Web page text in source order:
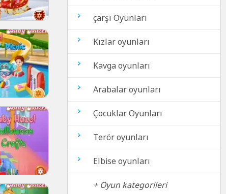
çarşı Oyunları
Kızlar oyunları
Kavga oyunları
Arabalar oyunları
Çocuklar Oyunları
Terör oyunları
Elbise oyunları
+ Oyun kategorileri